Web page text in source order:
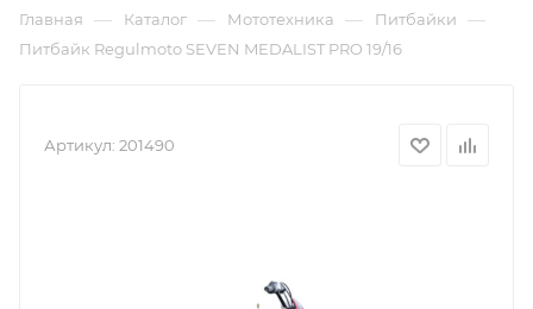
Главная — Каталог — Мототехника — Питбайки —
Питбайк Regulmoto SEVEN MEDALIST PRO 19/16
Артикул: 201490